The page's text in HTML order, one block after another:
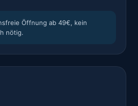
Öffnung ab 49€, kein
nötig.